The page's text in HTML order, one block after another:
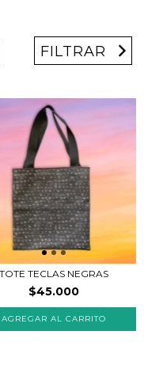
FILTRAR
TOTE TECLAS NEGRAS
$45.000